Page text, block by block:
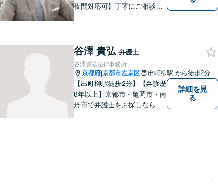
夜間対応可】丁寧にご相談を
格を徹底的に守ります！
谷澤 貴弘 弁護士
谷澤貴弘法律事務所
京都府|京都市左京区 出町柳駅 から徒歩2分
【出町柳駅徒歩2分】【弁護歴
8年以上】京都市・亀岡市・南
丹市で弁護士をお探しならご
詳細を見
る